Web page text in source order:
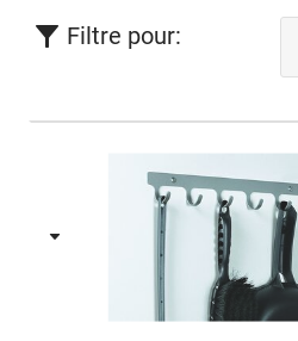
Filtre pour: